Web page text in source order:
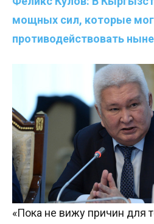
мощных сил, которые
противодействовать
«Пока не вижу причин для